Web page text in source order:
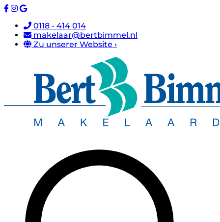
0118 - 414 014
makelaar@bertbimmel.nl
Zu unserer Website ›